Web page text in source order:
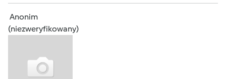
Anonim
(niezweryfikowany)